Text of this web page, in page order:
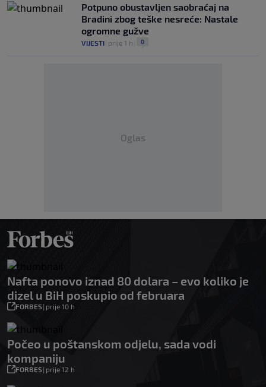
Potpuno obustavljen saobraćaj na
Bradini zbog teške nesreće: Nastale
ogromne gužve
VIJESTI prije 1 h 0
Oglas
Nafta ponovo iznad 80 dolara – evo koliko je
dizel u BiH poskupio od februara
FORBES| prije 10 h
Počeo u poštanskom odjelu, sada vodi
kompaniju
FORBES| prije 12 h